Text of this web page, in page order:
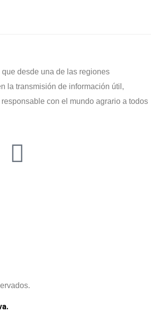
desde una de las regiones
la transmisión de información útil,
con el mundo agrario a todos